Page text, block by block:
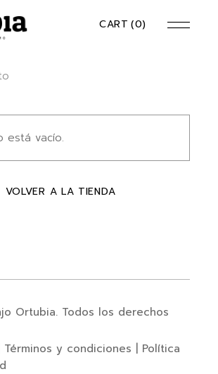
CART (0)
está vacío.
VOLVER A LA TIENDA
Ortubia. Todos los derechos
Términos y condiciones
Política